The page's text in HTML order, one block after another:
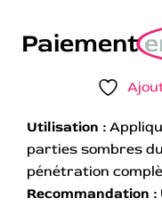
Paiement
Utilisation :
parties sombres
pénétration
Recommandation :